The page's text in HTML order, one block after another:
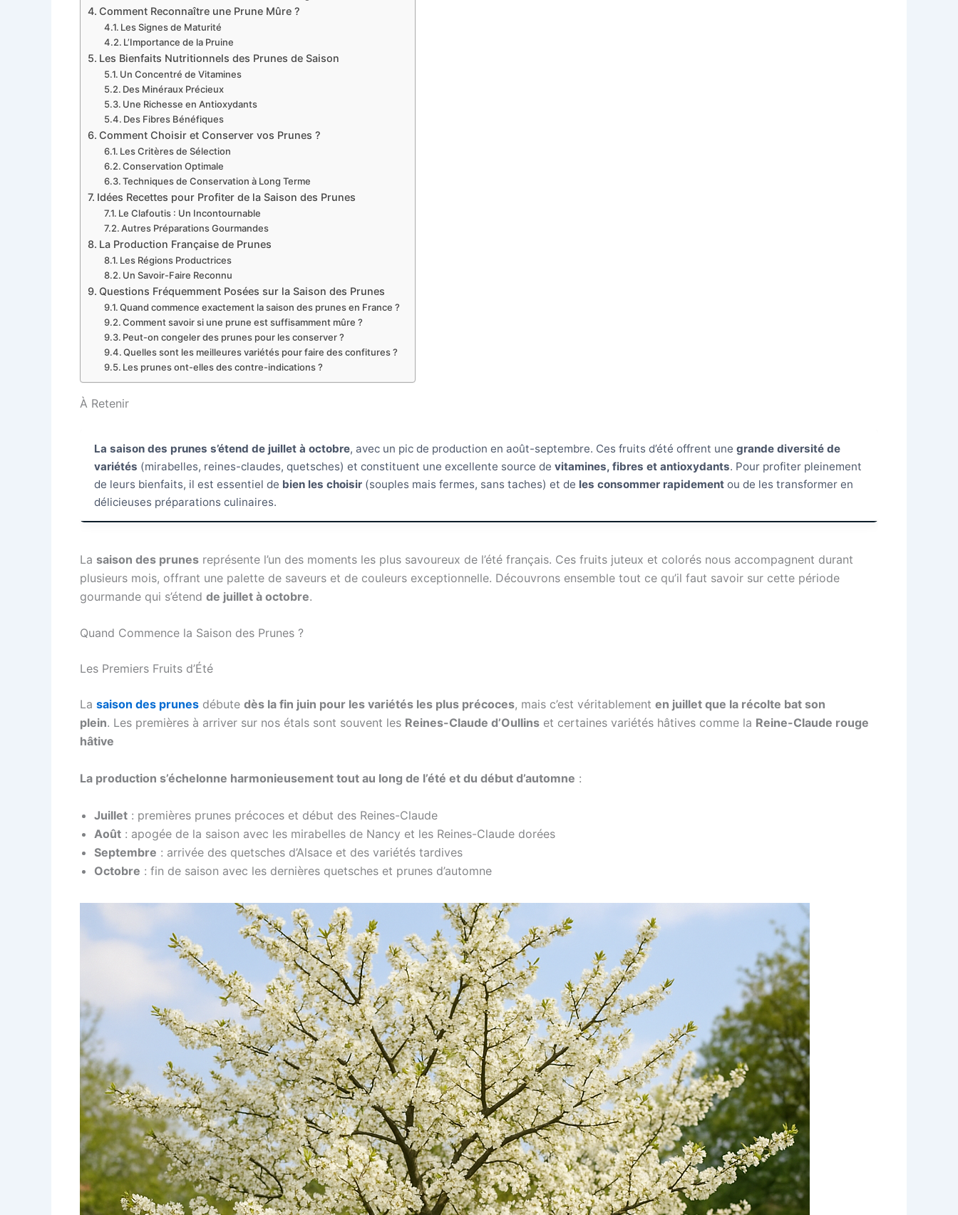
Comment Reconnaître une Prune Mûre ?
Les Signes de Maturité
L’Importance de la Pruine
Les Bienfaits Nutritionnels des Prunes de Saison
Un Concentré de Vitamines
Des Minéraux Précieux
Une Richesse en Antioxydants
Des Fibres Bénéfiques
Comment Choisir et Conserver vos Prunes ?
Les Critères de Sélection
Conservation Optimale
Techniques de Conservation à Long Terme
Idées Recettes pour Profiter de la Saison des Prunes
Le Clafoutis : Un Incontournable
Autres Préparations Gourmandes
La Production Française de Prunes
Les Régions Productrices
Un Savoir-Faire Reconnu
Questions Fréquemment Posées sur la Saison des Prunes
Quand commence exactement la saison des prunes en France ?
Comment savoir si une prune est suffisamment mûre ?
Peut-on congeler des prunes pour les conserver ?
Quelles sont les meilleures variétés pour faire des confitures ?
Les prunes ont-elles des contre-indications ?
À Retenir
La saison des prunes s’étend de juillet à octobre, avec un pic de production en août-septembre. Ces fruits d’été offrent une grande diversité de
variétés (mirabelles, reines-claudes, quetsches) et constituent une excellente source de vitamines, fibres et antioxydants. Pour profiter pleinement
de leurs bienfaits, il est essentiel de bien les choisir (souples mais fermes, sans taches) et de les consommer rapidement ou de les transformer en
délicieuses préparations culinaires.
La saison des prunes représente l’un des moments les plus savoureux de l’été français. Ces fruits juteux et colorés nous accompagnent durant
plusieurs mois, offrant une palette de saveurs et de couleurs exceptionnelle. Découvrons ensemble tout ce qu’il faut savoir sur cette période
gourmande qui s’étend de juillet à octobre.
Quand Commence la Saison des Prunes ?
Les Premiers Fruits d’Été
La saison des prunes débute dès la fin juin pour les variétés les plus précoces, mais c’est véritablement en juillet que la récolte bat son
plein. Les premières à arriver sur nos étals sont souvent les Reines-Claude d’Oullins et certaines variétés hâtives comme la Reine-Claude rouge
hâtive
La production s’échelonne harmonieusement tout au long de l’été et du début d’automne :
Juillet : premières prunes précoces et début des Reines-Claude
Août : apogée de la saison avec les mirabelles de Nancy et les Reines-Claude dorées
Septembre : arrivée des quetsches d’Alsace et des variétés tardives
Octobre : fin de saison avec les dernières quetsches et prunes d’automne